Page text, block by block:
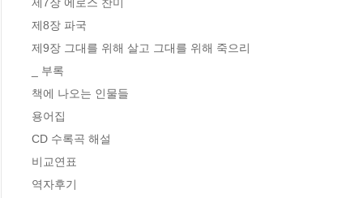
제8장 파국
제9장 그대를 위해 살고 그대를 위해 죽으리
_ 부록
책에 나오는 인물들
용어집
CD 수록곡 해설
비교연표
역자후기